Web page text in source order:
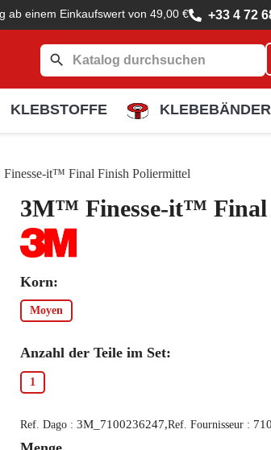
ab einem Einkaufswert von 49,00 € +33 4 72
search
KLEBSTOFFE KLEBEBÄNDER
it™ Final Finish Poliermittel
3M™ Finesse-it™ Final
Korn:
Moyen
Anzahl der Teile im Set:
1
Ref. Dago : 3M_7100236247,Ref. Fournisseur :